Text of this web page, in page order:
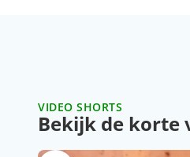
VIDEO SHORTS
Bekijk de korte